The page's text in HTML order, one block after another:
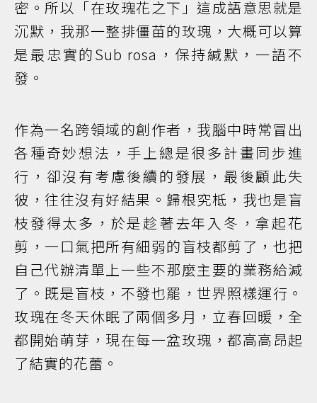
密。所以「在玫瑰花之下」這成語意思就是
沉默，我那一整排僵苗的玫瑰，大概可以算
是最忠實的Sub rosa，保持緘默，一語不
發。
作為一名跨領域的創作者，我腦中時常冒出
各種奇妙想法，手上總是很多計畫同步進
行，卻沒有考慮後續的發展，最後顧此失
彼，往往沒有好結果。歸根究柢，我也是盲
枝發得太多，於是趁著去年入冬，拿起花
剪，一口氣把所有細弱的盲枝都剪了，也把
自己代辦清單上一些不那麼主要的業務給減
了。既是盲枝，不發也罷，世界照樣運行。
玫瑰在冬天休眠了兩個多月，立春回暖，全
都開始萌芽，現在每一盆玫瑰，都高高昂起
了結實的花蕾。